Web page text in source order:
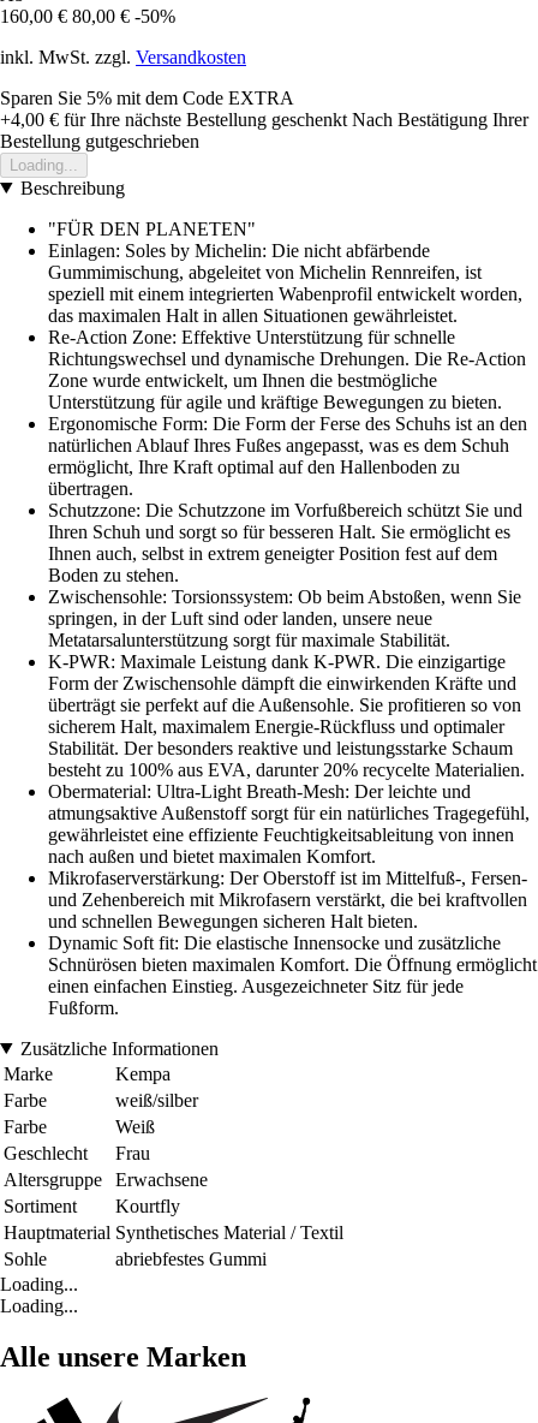
160,00 € 80,00 € -50%
inkl. MwSt. zzgl. Versandkosten
Sparen Sie 5% mit dem Code EXTRA
+4,00 € für Ihre nächste Bestellung geschenkt Nach Bestätigung Ihrer
Bestellung gutgeschrieben
Loading...
Beschreibung
"FÜR DEN PLANETEN"
Einlagen: Soles by Michelin: Die nicht abfärbende
Gummimischung, abgeleitet von Michelin Rennreifen, ist
speziell mit einem integrierten Wabenprofil entwickelt worden,
das maximalen Halt in allen Situationen gewährleistet.
Re-Action Zone: Effektive Unterstützung für schnelle
Richtungswechsel und dynamische Drehungen. Die Re-Action
Zone wurde entwickelt, um Ihnen die bestmögliche
Unterstützung für agile und kräftige Bewegungen zu bieten.
Ergonomische Form: Die Form der Ferse des Schuhs ist an den
natürlichen Ablauf Ihres Fußes angepasst, was es dem Schuh
ermöglicht, Ihre Kraft optimal auf den Hallenboden zu
übertragen.
Schutzzone: Die Schutzzone im Vorfußbereich schützt Sie und
Ihren Schuh und sorgt so für besseren Halt. Sie ermöglicht es
Ihnen auch, selbst in extrem geneigter Position fest auf dem
Boden zu stehen.
Zwischensohle: Torsionssystem: Ob beim Abstoßen, wenn Sie
springen, in der Luft sind oder landen, unsere neue
Metatarsalunterstützung sorgt für maximale Stabilität.
K-PWR: Maximale Leistung dank K-PWR. Die einzigartige
Form der Zwischensohle dämpft die einwirkenden Kräfte und
überträgt sie perfekt auf die Außensohle. Sie profitieren so von
sicherem Halt, maximalem Energie-Rückfluss und optimaler
Stabilität. Der besonders reaktive und leistungsstarke Schaum
besteht zu 100% aus EVA, darunter 20% recycelte Materialien.
Obermaterial: Ultra-Light Breath-Mesh: Der leichte und
atmungsaktive Außenstoff sorgt für ein natürliches Tragegefühl,
gewährleistet eine effiziente Feuchtigkeitsableitung von innen
nach außen und bietet maximalen Komfort.
Mikrofaserverstärkung: Der Oberstoff ist im Mittelfuß-, Fersen-
und Zehenbereich mit Mikrofasern verstärkt, die bei kraftvollen
und schnellen Bewegungen sicheren Halt bieten.
Dynamic Soft fit: Die elastische Innensocke und zusätzliche
Schnürösen bieten maximalen Komfort. Die Öffnung ermöglicht
einen einfachen Einstieg. Ausgezeichneter Sitz für jede
Fußform.
Zusätzliche Informationen
Marke
Kempa
Farbe
weiß/silber
Farbe
Weiß
Geschlecht
Frau
Altersgruppe
Erwachsene
Sortiment
Kourtfly
Hauptmaterial Synthetisches Material / Textil
Sohle
abriebfestes Gummi
Loading...
Loading...
Alle unsere Marken